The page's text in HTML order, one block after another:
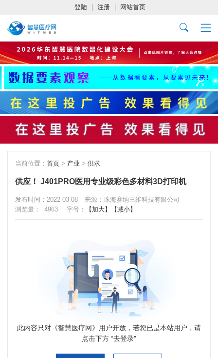
登陆 注册 网站首页
当前位置： 首页 > 产业 > 供求
供应！ J401PRO医用专业级彩色多材料3D打印机
发布时间：2022-03-08
来源：珠海赛纳三维科技有限公司
浏览量：
4963 字号： 【加大】 【减小】
此内容只对《智慧医疗网》用户开放，若您已是本站用户，请
点击下方 “去登录”